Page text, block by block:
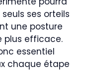
ses orteils
une posture
plus efficace.
essentiel
chaque étape